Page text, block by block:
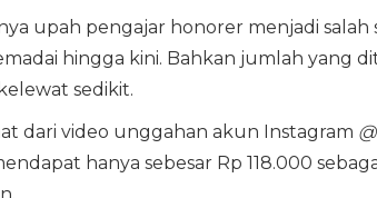
upah pengajar honorer menjadi
hingga kini. Bahkan jumlah yang
sedikit.
dari video unggahan akun Instagram
hanya sebesar Rp 118.000